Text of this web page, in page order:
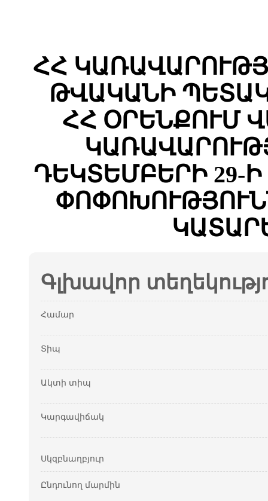
ՀՀ
ԹՎԱԿԱՆԻ
ՀՀ ՕՐԵՆՔՈՒՄ
ԴԵԿՏԵՄԲԵՐԻ 29-Ի
Գլխավոր
Համար
Տիպ
Ակտի տիպ
Կարգավիճակ
Սկզբնաղբյուր
Ընդունող մարմին